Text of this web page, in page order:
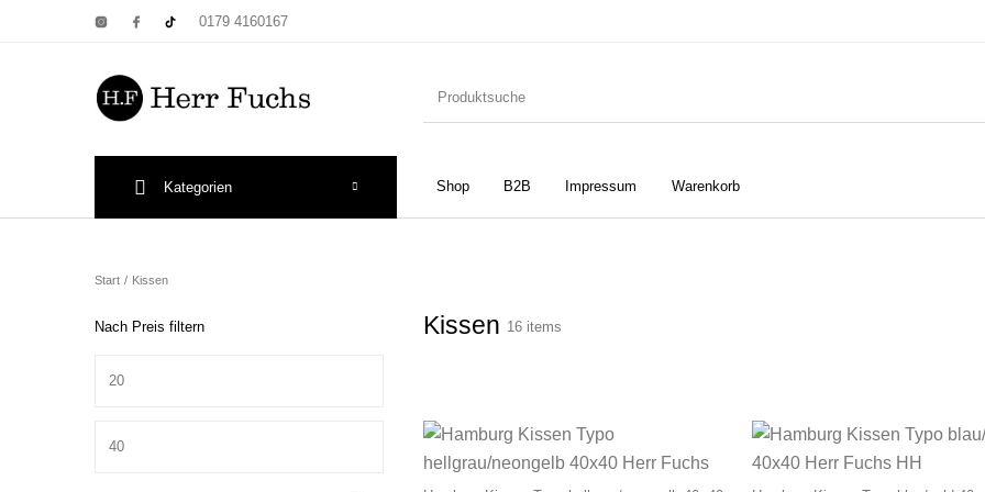
0179 4160167
Shop B2B Impressum Warenkorb
Kategorien
Start / Kissen
Nach Preis filtern Kissen 16 items
Dieses Produkt weist mehrere